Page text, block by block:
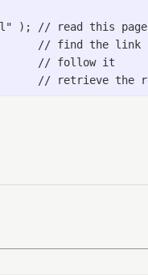
); // read this page
// find the link
// follow it